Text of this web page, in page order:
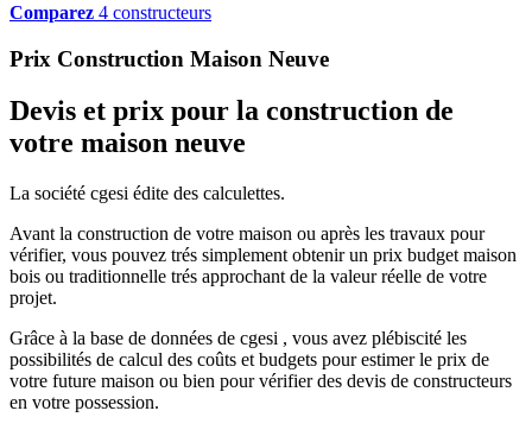
Comparez 4 constructeurs
Prix Construction Maison Neuve
Devis et prix pour la construction de
votre maison neuve
La société cgesi édite des calculettes.
Avant la construction de votre maison ou après les travaux pour
vérifier, vous pouvez trés simplement obtenir un prix budget maison
bois ou traditionnelle trés approchant de la valeur réelle de votre
projet.
Grâce à la base de données de cgesi , vous avez plébiscité les
possibilités de calcul des coûts et budgets pour estimer le prix de
votre future maison ou bien pour vérifier des devis de constructeurs
en votre possession.